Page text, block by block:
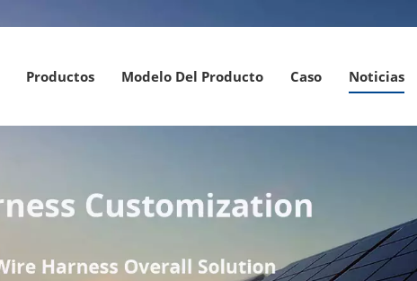
Productos Modelo Del Producto Caso Noticias